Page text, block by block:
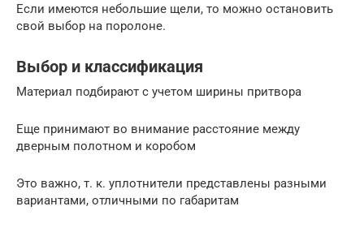
Если имеются небольшие щели, то можно остановить
свой выбор на поролоне.
Выбор и классификация
Материал подбирают с учетом ширины притвора
Еще принимают во внимание расстояние между
дверным полотном и коробом
Это важно, т. к. уплотнители представлены разными
вариантами, отличными по габаритам